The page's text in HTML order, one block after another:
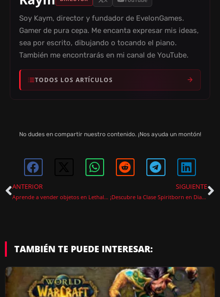
Soy Kaym, director y fundador de EvelonGames.
Gamer de pura cepa. Me encanta expresar mis ideas,
sea por escrito, dibujando o tocando el piano.
También me encontrarás en mi canal de YouTube.
TODOS LOS ARTÍCULOS
No dudes en compartir nuestro contenido. ¡Nos ayuda un montón!
ANTERIOR
Aprende a vender objetos en Lethal Company
SIGUIENTE
¡Descubre la Clase Spiritborn en Diablo 4: Fecha de Lanzamiento y Detalles de Jugabilidad!
TAMBIÉN TE PUEDE INTERESAR: